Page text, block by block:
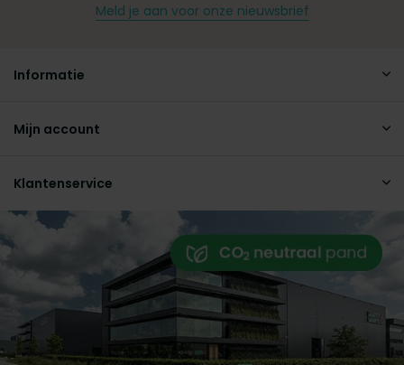
Meld je aan voor onze nieuwsbrief
Informatie
Mijn account
Klantenservice